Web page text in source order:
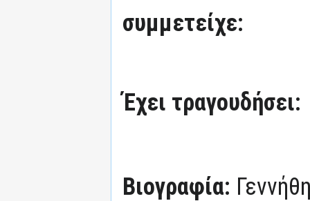
συμμετείχε:
Έχει τραγουδήσει:
Βιογραφία: